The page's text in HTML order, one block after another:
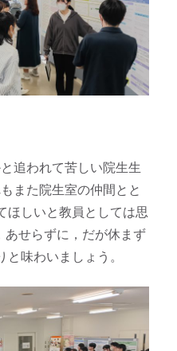
追われて苦しい院生生
また院生室の仲間とと
ほしいと教員としては思
あせらずに，だが休まず
味わいましょう。